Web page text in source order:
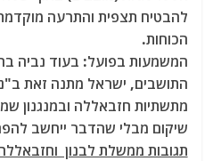
להבטיח תצפית והתרעה
הכוחות.
המשמעות בפועל: בעוד נביה
התושבים, ישראל מתנה זאת
מתשתיות חזבאללה ובמנגנון
שיקום מבלי שהדבר ייחשב
תגובות ממשלת לבנון